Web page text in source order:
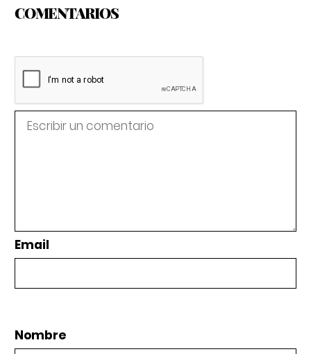
COMENTARIOS
Email
Nombre